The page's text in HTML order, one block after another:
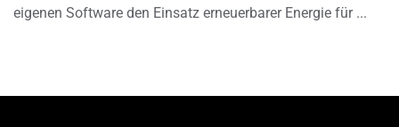
eigenen Software den Einsatz erneuerbarer Energie für